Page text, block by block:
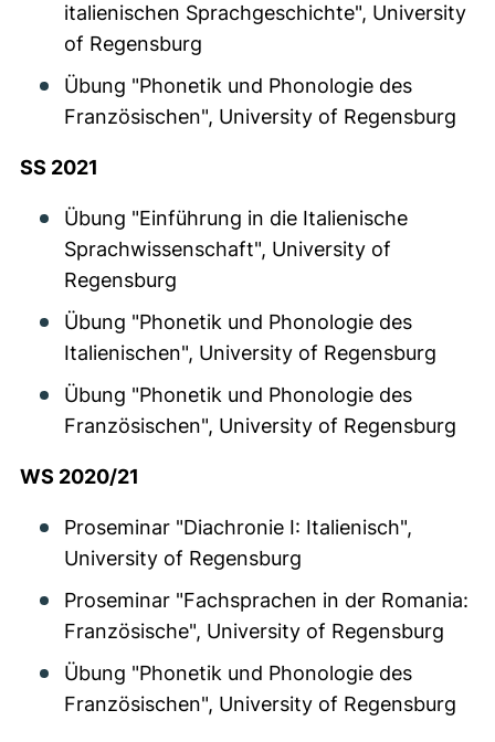
italienischen Sprachgeschichte", University
of Regensburg
Übung "Phonetik und Phonologie des
Französischen", University of Regensburg
SS 2021
Übung "Einführung in die Italienische
Sprachwissenschaft", University of
Regensburg
Übung "Phonetik und Phonologie des
Italienischen", University of Regensburg
Übung "Phonetik und Phonologie des
Französischen", University of Regensburg
WS 2020/21
Proseminar "Diachronie I: Italienisch",
University of Regensburg
Proseminar "Fachsprachen in der Romania:
Französische", University of Regensburg
Übung "Phonetik und Phonologie des
Französischen", University of Regensburg